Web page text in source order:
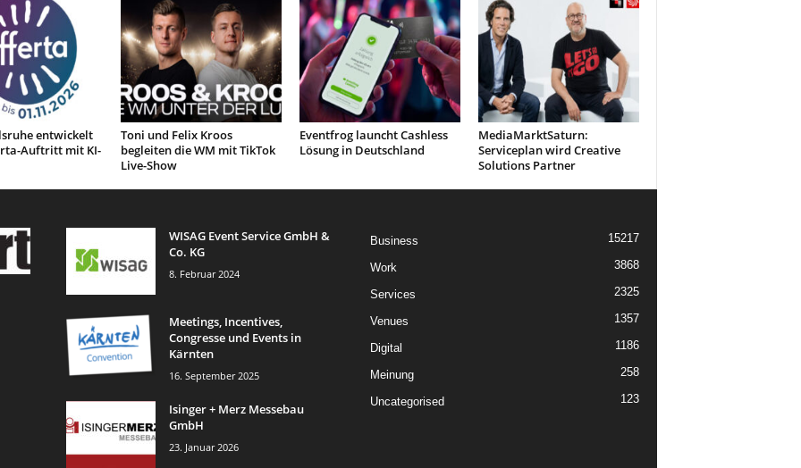
entwickelt
Auftritt mit KI-
Toni und Felix Kroos
begleiten die WM mit TikTok
Live-Show
Eventfrog launcht Cashless
Lösung in Deutschland
MediaMarktSaturn:
Serviceplan wird Creative
Solutions Partner
WISAG Event Service GmbH &
Co. KG
8. Februar 2024
Meetings, Incentives,
Congresse und Events in
Kärnten
16. September 2025
Isinger + Merz Messebau
GmbH
23. Januar 2026
Business 15217
Work 3868
Services 2325
Venues 1357
Digital 1186
Meinung 258
Uncategorised 123